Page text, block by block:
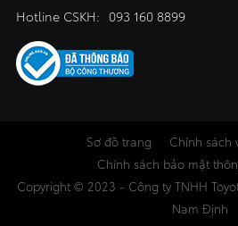
Hotline CSKH: 093 160 8899
Sơ đồ trang
Chính sách
Chính sách bảo mật
Copyright © 2023 - Công ty TNHH
Nam Định